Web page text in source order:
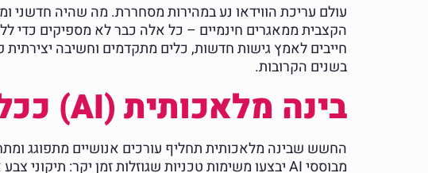
עולם עריכת הווידאו נע במהירות מסחררת. מה שהיה חדשני
חייבים לאמץ גישות חדשות, כלים מתקדמים וחשיבה
בשנים הקרובות.
בינה מלאכותית (AI) ככלי עזר יצירתי, לא כתחליף